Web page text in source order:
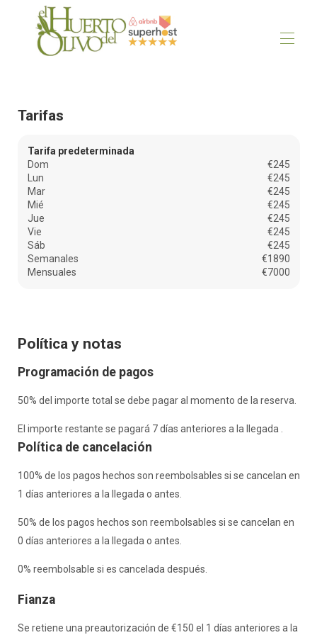
Tarifas
Tarifa predeterminada
Dom
€245
Lun
€245
Mar
€245
Mié
€245
Jue
€245
Vie
€245
Sáb
€245
Semanales
€1890
Mensuales
€7000
Política y notas
Programación de pagos
50% del importe total se debe pagar al momento de la reserva.
El importe restante se pagará 7 días anteriores a la llegada .
Política de cancelación
100% de los pagos hechos son reembolsables si se cancelan en
1 días anteriores a la llegada o antes.
50% de los pagos hechos son reembolsables si se cancelan en
0 días anteriores a la llegada o antes.
0% reembolsable si es cancelada después.
Fianza
Se retiene una preautorización de €150 el 1 días anteriores a la